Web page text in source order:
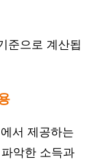
준으로 계산됩
서 제공하는
악한 소득과